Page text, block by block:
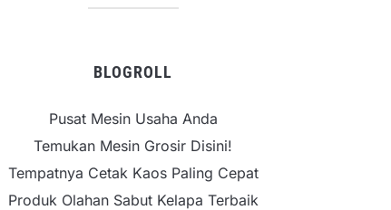
BLOGROLL
Pusat Mesin Usaha Anda
Temukan Mesin Grosir Disini!
Tempatnya Cetak Kaos Paling Cepat
Produk Olahan Sabut Kelapa Terbaik